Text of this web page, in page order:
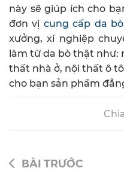
này sẽ giúp ích cho
đơn vị cung cấp da
xưởng, xí nghiệp
làm từ da bò thật như:
thất nhà ở, nội thất ô
cho bạn sản phẩm
BÀI TRƯỚC